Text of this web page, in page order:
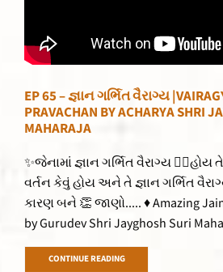
EP 65 – જ્ઞાન ગર્ભિત વૈરાગ્ય
PRAVACHAN BY ACHARYA SHRI
MAHARAJA
✨જેનામાં જ્ઞાન ગર્ભિત વૈરાગ્ય 👌🏻હોય
વર્તન કેવું હોય અને તે જ્ઞાન ગર્ભિત
કારણ બને 👏 જાણો..... ♦ Amazing
by Gurudev Shri Jayghosh Suri
CONTINUE READING